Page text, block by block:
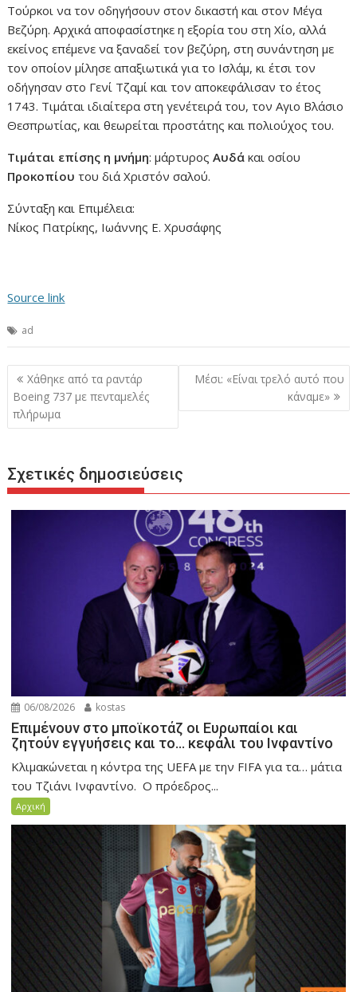
Τούρκοι να τον οδηγήσουν στον δικαστή και στον Μέγα
Βεζύρη. Αρχικά αποφασίστηκε η εξορία του στη Χίο, αλλά
εκείνος επέμενε να ξαναδεί τον βεζύρη, στη συνάντηση με
τον οποίον μίλησε απαξιωτικά για το Ισλάμ, κι έτσι τον
οδήγησαν στο Γενί Τζαμί και τον αποκεφάλισαν το έτος
1743. Τιμάται ιδιαίτερα στη γενέτειρά του, τον Αγιο Βλάσιο
Θεσπρωτίας, και θεωρείται προστάτης και πολιούχος του.
Τιμάται επίσης η μνήμη: μάρτυροςΑυδά και οσίου
Προκοπίου του διά Χριστόν σαλού.
Σύνταξη και Επιμέλεια:
Νίκος Πατρίκης, Ιωάννης Ε. Χρυσάφης
Source link
ad
Πλοήγηση
άρθρων
Χάθηκε από τα ραντάρ
Boeing 737 με πενταμελές
πλήρωμα
Μέσι: «Είναι τρελό αυτό που
κάναμε»
Σχετικές δημοσιεύσεις
06/08/2026 kostas
Επιμένουν στο μποϊκοτάζ οι Ευρωπαίοι και
ζητούν εγγυήσεις και το… κεφάλι του Ινφαντίνο
Κλιμακώνεται η κόντρα της UEFA με την FIFA για τα… μάτια
του Τζιάνι Ινφαντίνο. Ο πρόεδρος...
Αρχική